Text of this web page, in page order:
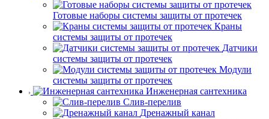
Готовые наборы системы защиты от протечек
Краны
системы защиты от протечек
Датчики
системы защиты от протечек
Модули
системы защиты от протечек
Инженерная сантехника
Слив-перелив
Дренажный канал